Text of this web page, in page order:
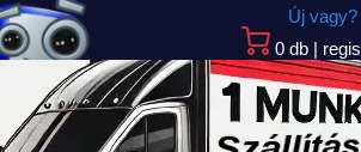
0 db |
Új vagy?